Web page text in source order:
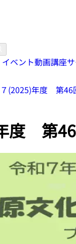
ベント動画講座
(2025)年度 第46
度 第